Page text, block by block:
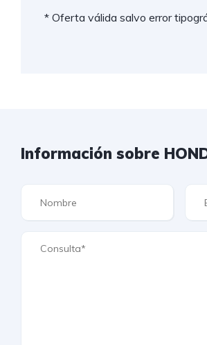
* Oferta válida salvo error
Información sobre